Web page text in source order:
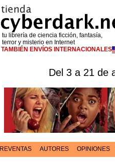
tu librería de ciencia ficción, fantasía,
terror y misterio en Internet
TAMBIÉN ENVÍOS INTERNACIONALES
Del 3 a 21 de
AUTORES OPINIONES